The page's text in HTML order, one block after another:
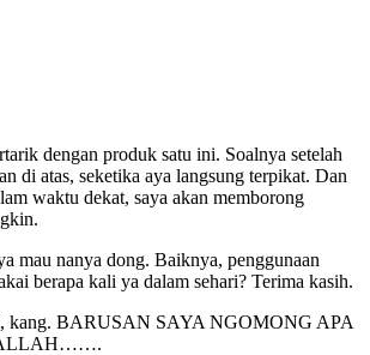
dengan produk satu ini. Soalnya setelah
di atas, seketika aya langsung terpikat. Dan
waktu dekat, saya akan memborong
mau nanya dong. Baiknya, penggunaan
berapa kali ya dalam sehari? Terima kasih.
kang. BARUSAN SAYA NGOMONG APA